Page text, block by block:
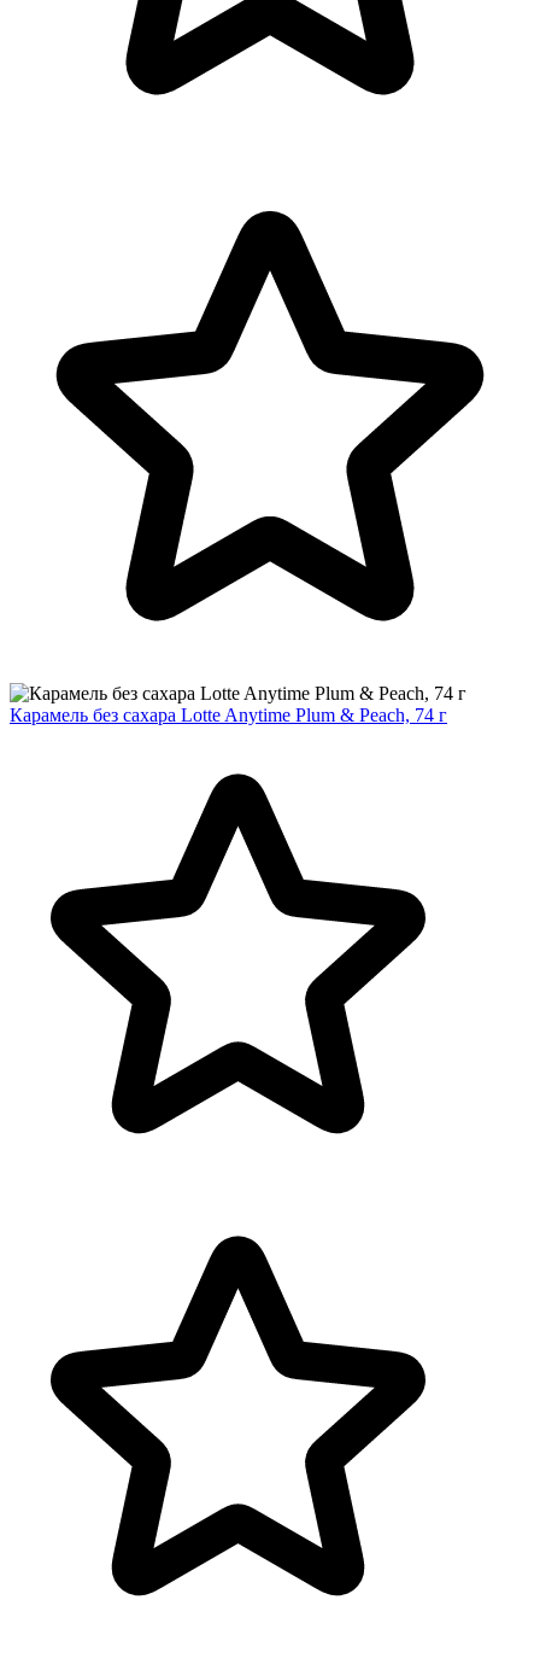
Карамель без сахара Lotte Anytime Plum & Peach, 74 г